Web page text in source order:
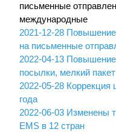
письменные
международные
2021-12-28
на письменные
2022-04-13
посылки, мелкий
2022-05-28 Коррекция
года
2022-06-03 Изменены
EMS в 12 стран